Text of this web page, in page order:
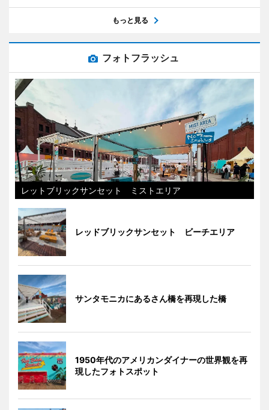
もっと見る
フォトフラッシュ
レットブリックサンセット ミストエリア
レッドブリックサンセット ビーチエリア
サンタモニカにあるさん橋を再現した橋
1950年代のアメリカンダイナーの世界観を再
現したフォトスポット